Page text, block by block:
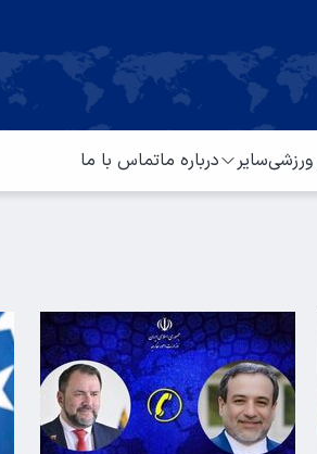
ورزشیسایر درباره ماتماس با ما